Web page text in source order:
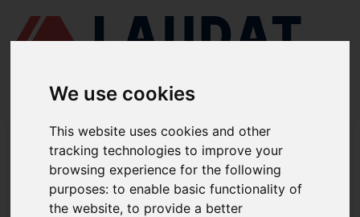
We use cookies
This website uses cookies and other
tracking technologies to improve your
browsing experience for the following
purposes:to enable basic functionality of
the website,to provide a better
LAUDAT SUPPLY/ТУРБОКОМПРЕСОРИ / MITSUBISHI - MET53
LAUDAT SUPPLY - ЗАПЧАСТИНИ ДЛЯ
MITSUBISHI MET53